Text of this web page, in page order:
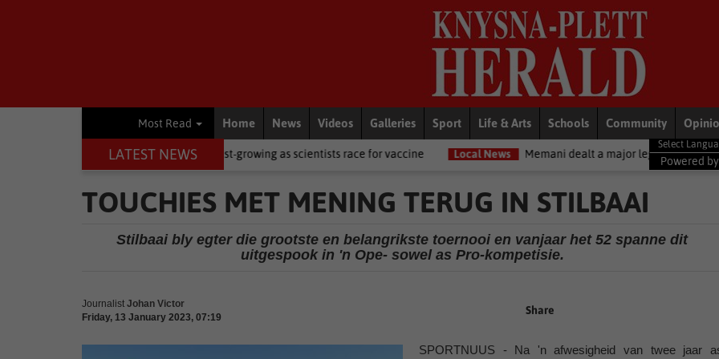
Most Read Home News Videos Galleries Sport Life & Arts Schools Community
LATEST NEWS
becomes world's fastest-growing as scientists race for vaccine Local News Memani dealt a major legal setback Crime AI
Powered by
TOUCHIES MET MENING TERUG IN STILBAAI
Stilbaai bly egter die grootste en belangrikste toernooi en vanjaar het 52 spanne dit
uitgespook in 'n Ope- sowel as Pro-kompetisie.
Journalist Johan Victor
Friday, 13 January 2023, 07:19
Share
SPORTNUUS - Na 'n afwesigheid van twee jaar